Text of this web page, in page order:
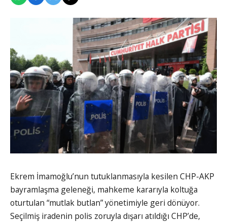
Ekrem İmamoğlu’nun tutuklanmasıyla kesilen CHP-AKP
bayramlaşma geleneği, mahkeme kararıyla koltuğa
oturtulan “mutlak butlan” yönetimiyle geri dönüyor.
Seçilmiş iradenin polis zoruyla dışarı atıldığı CHP’de,